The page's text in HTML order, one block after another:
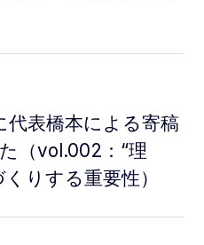
代表橋本による寄稿
（vol.002：“理
りする重要性）